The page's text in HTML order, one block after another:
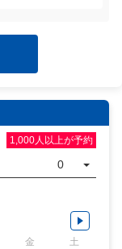
して参ります。
1,000人以上が予約
0
金 土